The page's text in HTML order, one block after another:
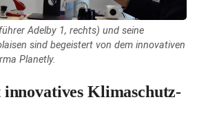
Adelby 1, rechts) und seine
sind begeistert von dem innovativen
Planetly.
Klimaschutz-